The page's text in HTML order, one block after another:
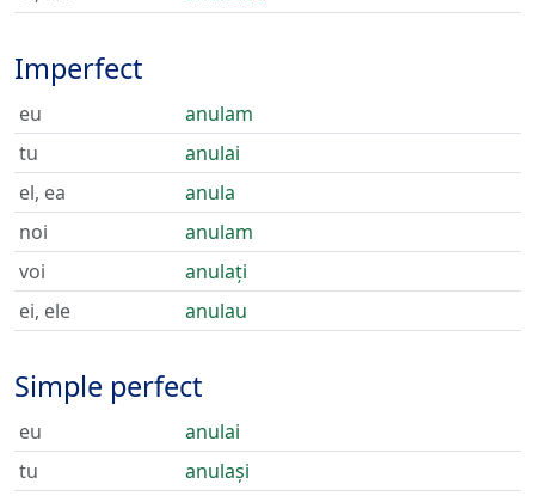
Imperfect
eu
anulam
tu
anulai
el, ea
anula
noi
anulam
voi
anulați
ei, ele
anulau
Simple perfect
eu
anulai
tu
anulași